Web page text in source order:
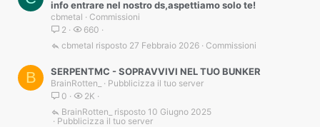
info entrare nel nostro ds,aspettiamo solo te!
cbmetal
Commissioni
2
660
Commissioni
27 Febbraio 2026
cbmetal
B SERPENTMC - SOPRAVVIVI NEL TUO BUNKER
BrainRotten_
Pubblicizza il tuo server
0
2K
Pubblicizza il tuo server
10 Giugno 2025
BrainRotten_